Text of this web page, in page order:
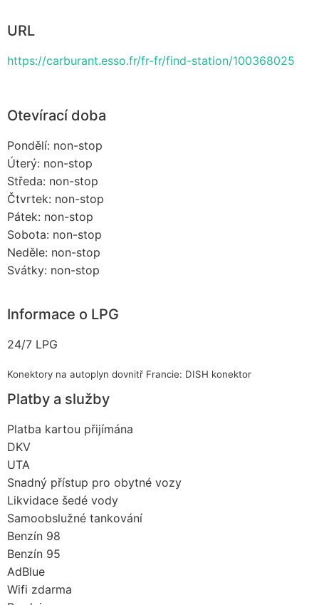
URL
https://carburant.esso.fr/fr-fr/find-station/100368025
Otevírací doba
Pondělí: non-stop
Úterý: non-stop
Středa: non-stop
Čtvrtek: non-stop
Pátek: non-stop
Sobota: non-stop
Neděle: non-stop
Svátky: non-stop
Informace o LPG
24/7 LPG
Konektory na autoplyn dovnitř Francie: DISH konektor
Platby a služby
Platba kartou přijímána
DKV
UTA
Snadný přístup pro obytné vozy
Likvidace šedé vody
Samoobslužné tankování
Benzín 98
Benzín 95
AdBlue
Wifi zdarma